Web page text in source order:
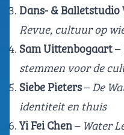
Dans- & Balletstudio
Revue, cultuur op
Sam Uittenbogaart–
stemmen voor de
Siebe Pieters–De
identiteit en thuis
Yi Fei Chen– Water